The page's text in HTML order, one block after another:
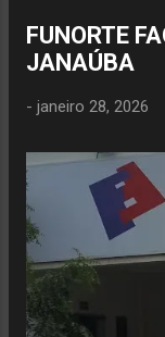
FUNORTE
JANAÚBA
- janeiro 28, 2026